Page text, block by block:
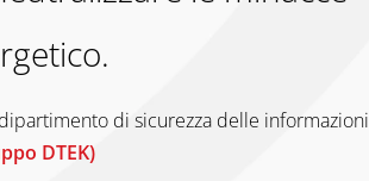
di sicurezza delle informazioni
DTEK)